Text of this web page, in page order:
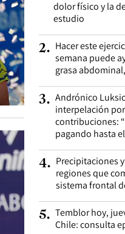
dolor físico y la
estudio
2. Hacer este
semana puede
grasa
3. Andrónico
interpelación
contribuciones:
pagando hasta
4. Precipitaciones
regiones que
sistema frontal
5. Temblor hoy,
Chile: consulta